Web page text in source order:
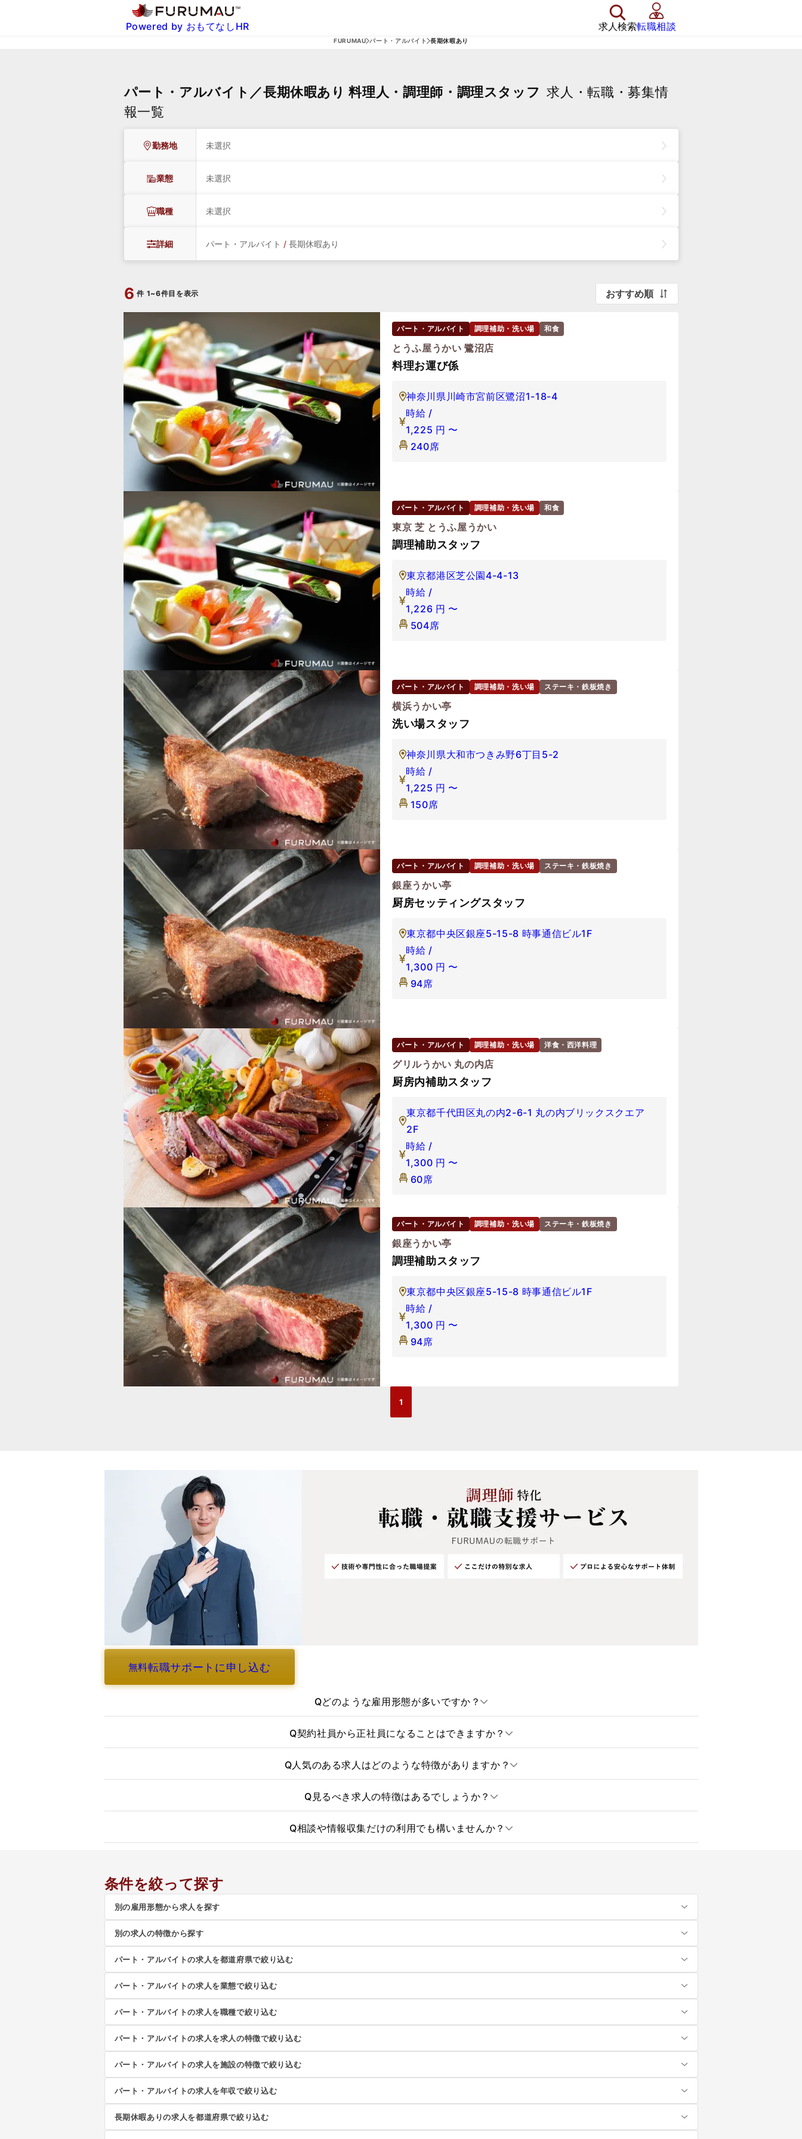
Powered by おもてなしHR 求人検索転職相談
FURUMAU パート・アルバイト 長期休暇あり
パート・アルバイト／長期休暇あり 料理人・調理師・調理スタッフ 求人・転職・募集情
報一覧
勤務地 未選択
業態 未選択
職種 未選択
詳細 パート・アルバイト / 長期休暇あり
6 件 1~6件目を表示 おすすめ順
パート・アルバイト 調理補助・洗い場 和食
とうふ屋うかい 鷺沼店
料理お運び係
神奈川県川崎市宮前区鷺沼1-18-4
時給 /
1,225 円 〜
240席
パート・アルバイト 調理補助・洗い場 和食
東京 芝 とうふ屋うかい
調理補助スタッフ
東京都港区芝公園4-4-13
時給 /
1,226 円 〜
504席
パート・アルバイト 調理補助・洗い場 ステーキ・鉄板焼き
横浜うかい亭
洗い場スタッフ
神奈川県大和市つきみ野6丁目5-2
時給 /
1,225 円 〜
150席
パート・アルバイト 調理補助・洗い場 ステーキ・鉄板焼き
銀座うかい亭
厨房セッティングスタッフ
東京都中央区銀座5-15-8 時事通信ビル1F
時給 /
1,300 円 〜
94席
パート・アルバイト 調理補助・洗い場 洋食・西洋料理
グリルうかい 丸の内店
厨房内補助スタッフ
東京都千代田区丸の内2-6-1 丸の内ブリックスクエア
2F
時給 /
1,300 円 〜
60席
パート・アルバイト 調理補助・洗い場 ステーキ・鉄板焼き
銀座うかい亭
調理補助スタッフ
東京都中央区銀座5-15-8 時事通信ビル1F
時給 /
1,300 円 〜
94席
1
無料転職サポートに申し込む
よくあるご質問
Qどのような雇用形態が多いですか？
Q契約社員から正社員になることはできますか？
Q人気のある求人はどのような特徴がありますか？
Q 見るべき求人の特徴はあるでしょうか？
Q相談や情報収集だけの利用でも構いませんか？
条件を絞って探す
別の雇用形態から求人を探す
別の求人の特徴から探す
パート・アルバイトの求人を都道府県で絞り込む
パート・アルバイトの求人を業態で絞り込む
パート・アルバイトの求人を職種で絞り込む
パート・アルバイトの求人を求人の特徴で絞り込む
パート・アルバイトの求人を施設の特徴で絞り込む
パート・アルバイトの求人を年収で絞り込む
長期休暇ありの求人を都道府県で絞り込む